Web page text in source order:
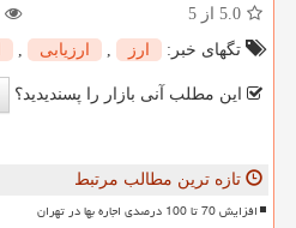
5.0 از 5
تگهای خبر:
ارز ارزیابی
این مطلب آنی بازار را پسندیدید؟
تازه ترین مطالب مرتبط
افزایش 70 تا 100 درصدی اجاره بها در تهران